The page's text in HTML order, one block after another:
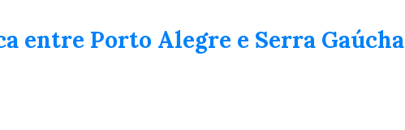
entre Porto Alegre e Serra Gaúcha